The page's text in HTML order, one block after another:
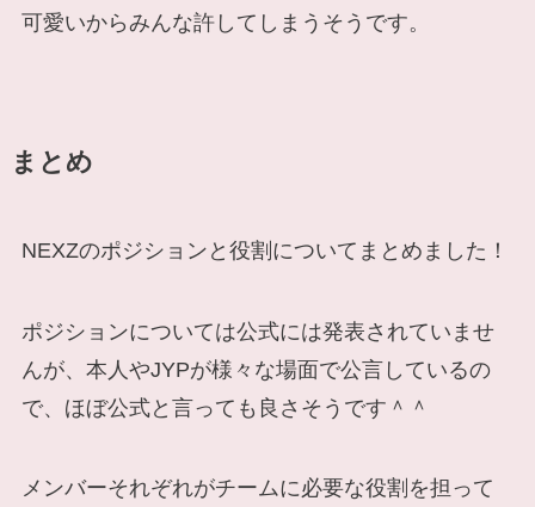
可愛いからみんな許してしまうそうです。
まとめ
NEXZのポジションと役割についてまとめました！
ポジションについては公式には発表されていませ
んが、本人やJYPが様々な場面で公言しているの
で、ほぼ公式と言っても良さそうです＾＾
メンバーそれぞれがチームに必要な役割を担って